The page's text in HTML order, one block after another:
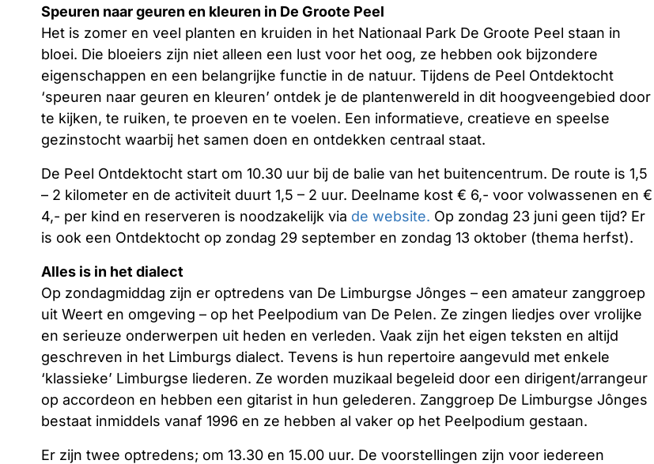
Speuren naar geuren en kleuren in De Groote Peel
Het is zomer en veel planten en kruiden in het Nationaal Park De Groote Peel staan in
bloei. Die bloeiers zijn niet alleen een lust voor het oog, ze hebben ook bijzondere
eigenschappen en een belangrijke functie in de natuur. Tijdens de Peel Ontdektocht
‘speuren naar geuren en kleuren’ ontdek je de plantenwereld in dit hoogveengebied door
te kijken, te ruiken, te proeven en te voelen. Een informatieve, creatieve en speelse
gezinstocht waarbij het samen doen en ontdekken centraal staat.
De Peel Ontdektocht start om 10.30 uur bij de balie van het buitencentrum. De route is 1,5
– 2 kilometer en de activiteit duurt 1,5 – 2 uur. Deelname kost € 6,- voor volwassenen en €
4,- per kind en reserveren is noodzakelijk via de website. Op zondag 23 juni geen tijd? Er
is ook een Ontdektocht op zondag 29 september en zondag 13 oktober (thema herfst).
Alles is in het dialect
Op zondagmiddag zijn er optredens van De Limburgse Jônges – een amateur zanggroep
uit Weert en omgeving – op het Peelpodium van De Pelen. Ze zingen liedjes over vrolijke
en serieuze onderwerpen uit heden en verleden. Vaak zijn het eigen teksten en altijd
geschreven in het Limburgs dialect. Tevens is hun repertoire aangevuld met enkele
‘klassieke’ Limburgse liederen. Ze worden muzikaal begeleid door een dirigent/arrangeur
op accordeon en hebben een gitarist in hun gelederen. Zanggroep De Limburgse Jônges
bestaat inmiddels vanaf 1996 en ze hebben al vaker op het Peelpodium gestaan.
Er zijn twee optredens; om 13.30 en 15.00 uur. De voorstellingen zijn voor iedereen